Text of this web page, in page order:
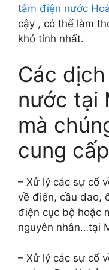
tâm điện nước
cậy , có thể làm
khó tính nhất.
Các
nước tại
mà
cung
– Xử lý các sự cố
về điện, cầu dao,
điện cục bộ hoặc
nguyên nhân…tại
– Xử lý các sự cố